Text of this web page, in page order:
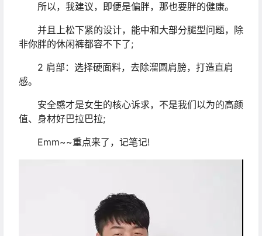
所以，我建议，即便是偏胖，那也要胖的健康。
并且上松下紧的设计，能中和大部分腿型问题，除
非你胖的休闲裤都容不下了;
2 肩部：选择硬面料，去除溜圆肩膀，打造直肩
感。
安全感才是女生的核心诉求，不是我们以为的高颜
值、身材好巴拉巴拉;
Emm~~重点来了，记笔记!